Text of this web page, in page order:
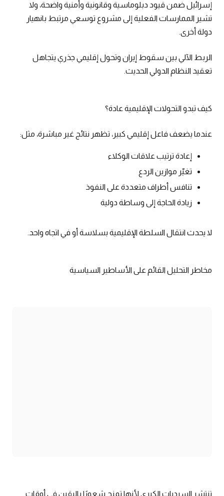
إسرائيل ضمن قيود دبلوماسية وقانونية وأمنية واضحة، ولا
تشير الممارسات الفعلية إلى مشروع توسعي مرتبط بانهيار
دولة أخرى.
الربط الآلي بين سقوط إيران وتحول إقليمي جذري يتجاهل
تعقيد النظام الدولي الحديث.
كيف تبدو التحولات الإقليمية عادة؟
عندما يضعف فاعل إقليمي كبير، تظهر نتائج غير مباشرة، مثل:
إعادة ترتيب علاقات الوكلاء
تغيّر موازين الردع
تنافس أطراف متعددة على النفوذ
زيادة الحاجة إلى وساطة دولية
لا يحدث انتقال السلطة الإقليمية بسلاسة أو في اتجاه واحد.
مخاطر التحليل القائم على الأساطير السياسية
تنتشر السرديات الكبرى لأنها تمنح شعورًا باليقين في أوقات